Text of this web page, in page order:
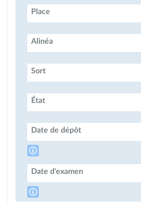
Place
Alinéa
Sort
État
Date de dépôt
Date d'examen